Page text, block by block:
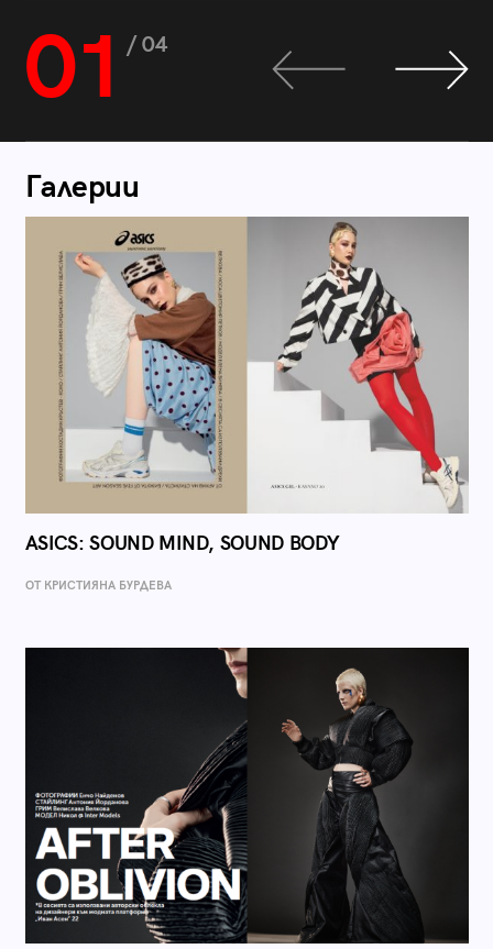
01 / 04
Галерии
ASICS: SOUND MIND, SOUND BODY
ОТ КРИСТИЯНА БУРДЕВА